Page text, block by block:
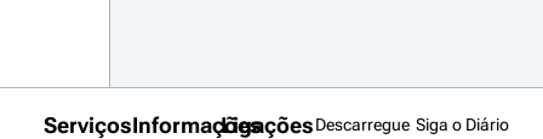
ServiçosInformaçõesLigaçõesDescarregue Siga o Diário